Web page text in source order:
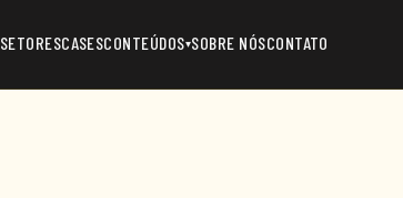
SETORESCASESCONTEÚDOS▾SOBRE NÓSCONTATO